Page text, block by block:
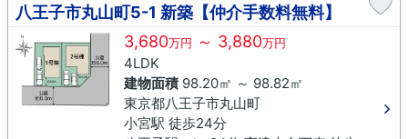
八王子市丸山町5-1 新築【仲介手数料無料】
3,680万円 ～ 3,880万円
4LDK
建物面積98.20㎡ ～ 98.82㎡
東京都八王子市丸山町
小宮駅 徒歩24分